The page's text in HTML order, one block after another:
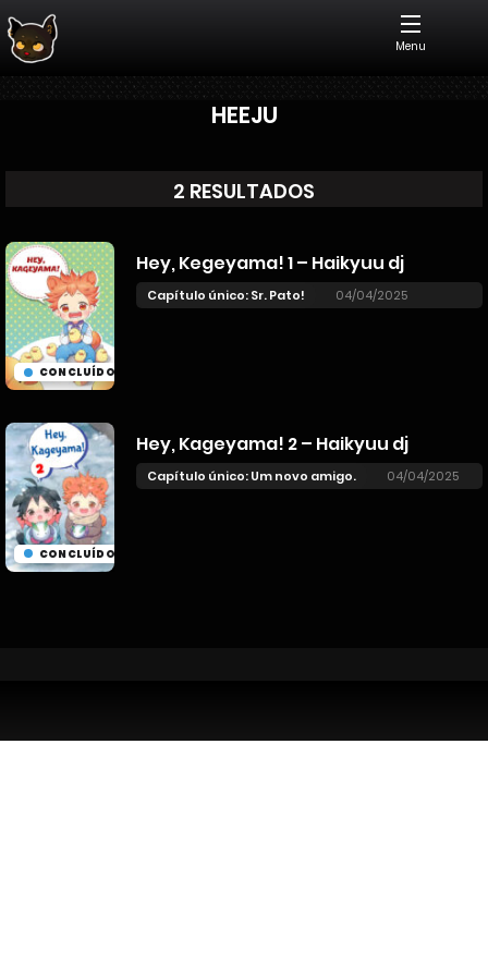
Menu
HEEJU
2 RESULTADOS
CONCLUÍDO
Hey, Kegeyama! 1 – Haikyuu dj
Capítulo único: Sr. Pato! 04/04/2025
CONCLUÍDO
Hey, Kageyama! 2 – Haikyuu dj
Capítulo único: Um novo amigo. 04/04/2025